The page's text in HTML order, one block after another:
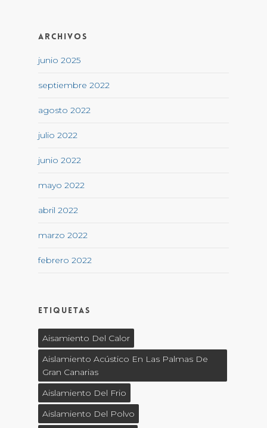
Archivos
junio 2025
septiembre 2022
agosto 2022
julio 2022
junio 2022
mayo 2022
abril 2022
marzo 2022
febrero 2022
Etiquetas
Aisamiento Del Calor
Aislamiento Acústico En Las Palmas De
Gran Canarias
Aislamiento Del Frio
Aislamiento Del Polvo